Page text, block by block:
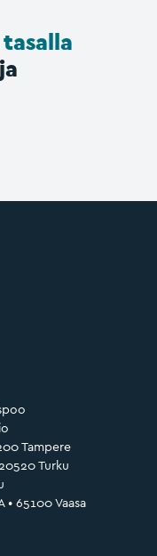
Tampere
Turku
65100 Vaasa